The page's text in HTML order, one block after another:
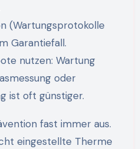
(Wartungsprotokolle
Garantiefall.
nutzen: Wartung
oder
ist oft günstiger.
fast immer aus.
eingestellte Therme